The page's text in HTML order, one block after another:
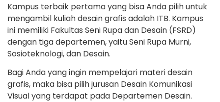
Kampus terbaik pertama yang bisa Anda pilih untuk
mengambil kuliah desain grafis adalah ITB. Kampus
ini memiliki Fakultas Seni Rupa dan Desain (FSRD)
dengan tiga departemen, yaitu Seni Rupa Murni,
Sosioteknologi, dan Desain.
Bagi Anda yang ingin mempelajari materi desain
grafis, maka bisa pilih jurusan Desain Komunikasi
Visual yang terdapat pada Departemen Desain.